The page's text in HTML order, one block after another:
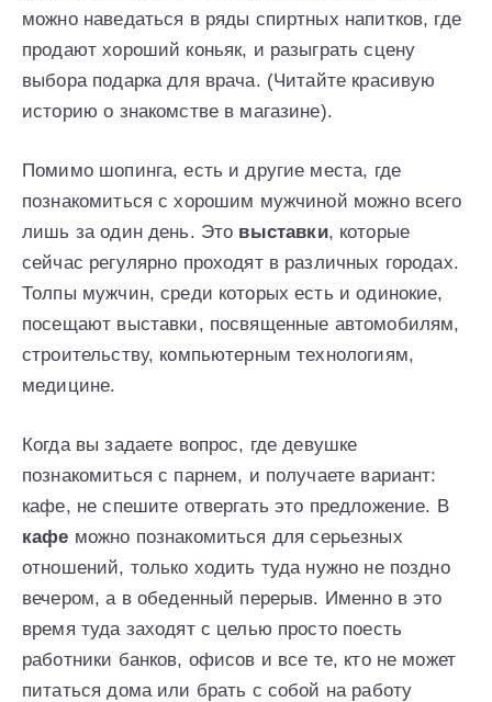
можно наведаться в ряды спиртных напитков, где
продают хороший коньяк, и разыграть сцену
выбора подарка для врача. (Читайте красивую
историю о знакомстве в магазине).
Помимо шопинга, есть и другие места, где
познакомиться с хорошим мужчиной можно всего
лишь за один день. Это выставки, которые
сейчас регулярно проходят в различных городах.
Толпы мужчин, среди которых есть и одинокие,
посещают выставки, посвященные автомобилям,
строительству, компьютерным технологиям,
медицине.
Когда вы задаете вопрос, где девушке
познакомиться с парнем, и получаете вариант:
кафе, не спешите отвергать это предложение. В
кафе можно познакомиться для серьезных
отношений, только ходить туда нужно не поздно
вечером, а в обеденный перерыв. Именно в это
время туда заходят с целью просто поесть
работники банков, офисов и все те, кто не может
питаться дома или брать с собой на работу